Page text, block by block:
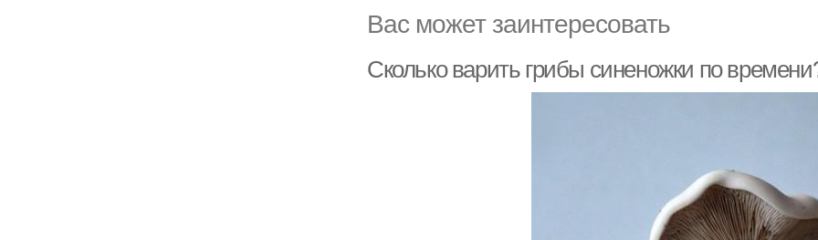
Вас может заинтересовать
Сколько варить грибы синеножки по